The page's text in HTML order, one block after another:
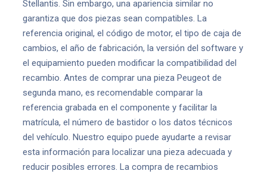
Stellantis. Sin embargo, una apariencia similar no
garantiza que dos piezas sean compatibles. La
referencia original, el código de motor, el tipo de caja de
cambios, el año de fabricación, la versión del software y
el equipamiento pueden modificar la compatibilidad del
recambio. Antes de comprar una pieza Peugeot de
segunda mano, es recomendable comparar la
referencia grabada en el componente y facilitar la
matrícula, el número de bastidor o los datos técnicos
del vehículo. Nuestro equipo puede ayudarte a revisar
esta información para localizar una pieza adecuada y
reducir posibles errores. La compra de recambios